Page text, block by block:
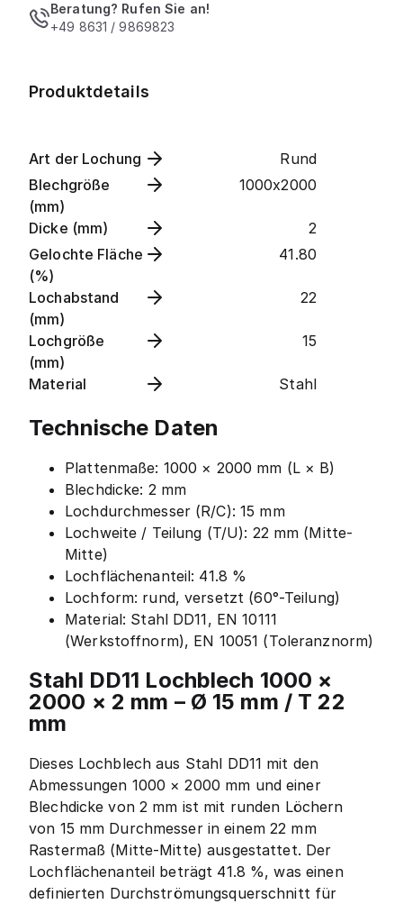
Beratung? Rufen Sie an!
+49 8631 / 9869823
Produktdetails
Art der Lochung
Rund
Blechgröße
(mm)
1000x2000
Dicke (mm)
2
Gelochte Fläche
(%)
41.80
Lochabstand
(mm)
22
Lochgröße
(mm)
15
Material Stahl
Technische Daten
Plattenmaße: 1000 × 2000 mm (L × B)
Blechdicke: 2 mm
Lochdurchmesser (R/C): 15 mm
Lochweite / Teilung (T/U): 22 mm (Mitte-
Mitte)
Lochflächenanteil: 41.8 %
Lochform: rund, versetzt (60°-Teilung)
Material: Stahl DD11, EN 10111
(Werkstoffnorm), EN 10051 (Toleranznorm)
Stahl DD11 Lochblech 1000 ×
2000 × 2 mm – Ø 15 mm / T 22
mm
Dieses Lochblech aus Stahl DD11 mit den
Abmessungen 1000 × 2000 mm und einer
Blechdicke von 2 mm ist mit runden Löchern
von 15 mm Durchmesser in einem 22 mm
Rastermaß (Mitte-Mitte) ausgestattet. Der
Lochflächenanteil beträgt 41.8 %, was einen
definierten Durchströmungsquerschnitt für